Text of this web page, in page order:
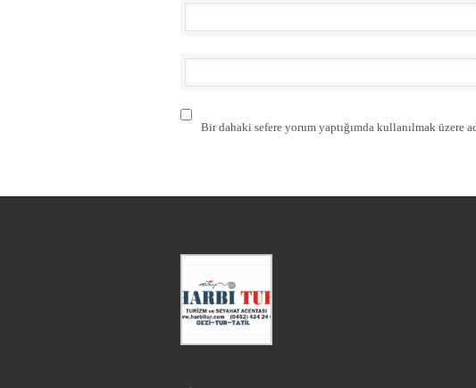
Bir dahaki sefere yorum yaptığımda kullanılmak üzere